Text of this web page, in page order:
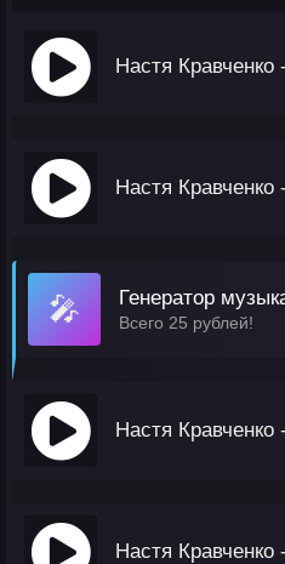
Настя
Настя
🎤 Генератор
Всего 25 рублей!
Настя
Настя